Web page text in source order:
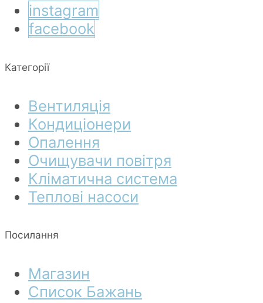
instagram
facebook
Категорії
Вентиляція
Кондиціонери
Опалення
Очищувачи повітря
Кліматична система
Теплові насоси
Посилання
Магазин
Список Бажань